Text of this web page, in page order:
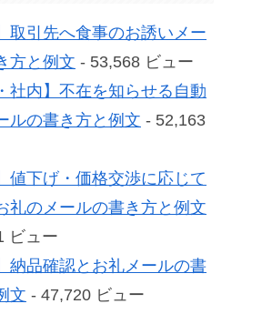
取引先へ食事のお誘いメー
方と例文 - 53,568 ビュー
社内】不在を知らせる自動
ルの書き方と例文 - 52,163
値下げ・価格交渉に応じて
礼のメールの書き方と例文
ビュー
納品確認とお礼メールの書
文 - 47,720 ビュー